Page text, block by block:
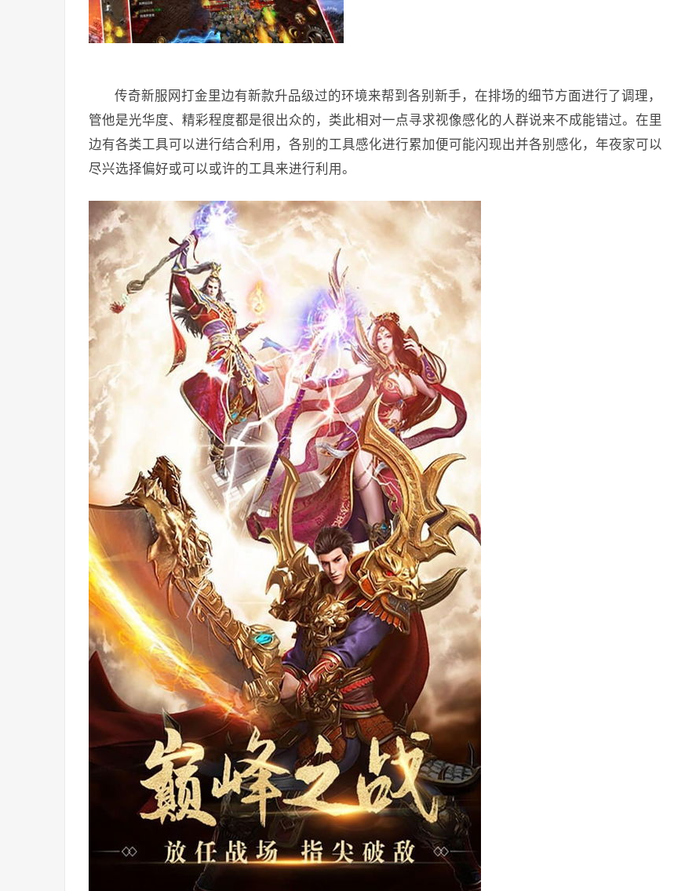
传奇新服网打金里边有新款升品级过的环境来帮到各别新手，在排场的细节方面进行了调理，
管他是光华度、精彩程度都是很出众的，类此相对一点寻求视像感化的人群说来不成能错过。在里
边有各类工具可以进行结合利用，各别的工具感化进行累加便可能闪现出并各别感化，年夜家可以
尽兴选择偏好或可以或许的工具来进行利用。